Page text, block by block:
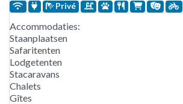
Privé
Accommodaties:
Staanplaatsen
Safaritenten
Lodgetenten
Stacaravans
Chalets
Gîtes